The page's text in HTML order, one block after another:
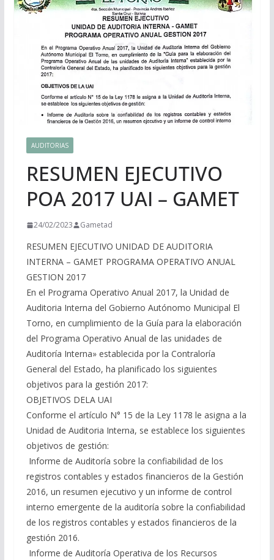
AUDITORIAS
RESUMEN EJECUTIVO
POA 2017 UAI – GAMET
24/02/2023 Gametad
RESUMEN EJECUTIVO UNIDAD DE AUDITORIA
INTERNA – GAMET PROGRAMA OPERATIVO ANUAL
GESTION 2017
En el Programa Operativo Anual 2017, la Unidad de
Auditoria Interna del Gobierno Autónomo Municipal El
Torno, en cumplimiento de la Guía para la elaboración
del Programa Operativo Anual de las unidades de
Auditoría Interna» establecida por la Contraloría
General del Estado, ha planificado los siguientes
objetivos para la gestión 2017:
OBJETIVOS DELA UAI
Conforme el artículo N° 15 de la Ley 1178 le asigna a la
Unidad de Auditoria Interna, se establece los siguientes
objetivos de gestión:
 Informe de Auditoría sobre la confiabilidad de los
registros contables y estados financieros de la Gestión
2016, un resumen ejecutivo y un informe de control
interno emergente de la auditoría sobre la confiabilidad
de los registros contables y estados financieros de la
gestión 2016.
 Informe de Auditoría Operativa de los Recursos